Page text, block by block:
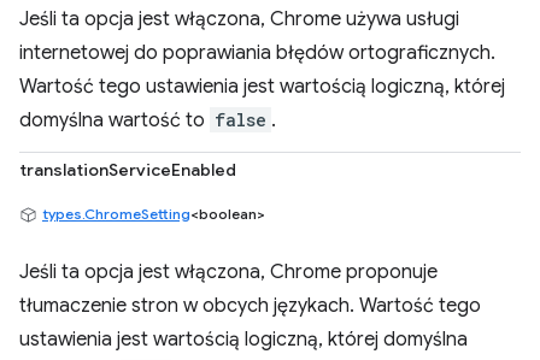
Jeśli ta opcja jest włączona, Chrome używa usługi
internetowej do poprawiania błędów ortograficznych.
Wartość tego ustawienia jest wartością logiczną, której
domyślna wartość to false .
translationServiceEnabled
types.ChromeSetting<boolean>
Jeśli ta opcja jest włączona, Chrome proponuje
tłumaczenie stron w obcych językach. Wartość tego
ustawienia jest wartością logiczną, której domyślna